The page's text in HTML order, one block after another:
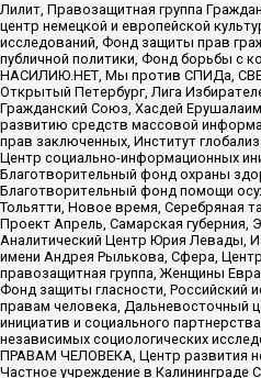
Лилит, Правозащитная группа
центр немецкой и европейской
исследований, Фонд защиты прав
публичной политики, Фонд борьбы с
НАСИЛИЮ.НЕТ, Мы против СПИДа,
Открытый Петербург, Лига
Гражданский Союз, Хасдей
развитию средств массовой
прав заключенных, Институт
Центр социально-информационных
Благотворительный фонд охраны
Благотворительный фонд помощи
Тольятти, Новое время, Серебряная
Проект Апрель, Самарская губерния,
Аналитический Центр Юрия Левады,
имени Андрея Рылькова, Сфера,
правозащитная группа, Женщины
Фонд защиты гласности, Российский
правам человека, Дальневосточный
инициатив и социального
независимых социологических
ПРАВАМ ЧЕЛОВЕКА, Центр развития
Частное учреждение в Калининграде